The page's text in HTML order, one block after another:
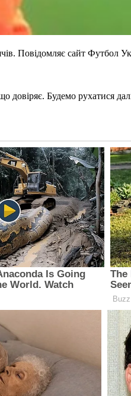
Повідомляє сайт Футбол
Будемо рухатися